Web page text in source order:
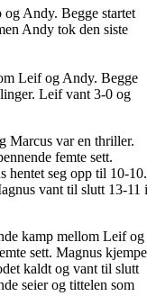
Andy. Begge startet
Andy tok den siste
Leif og Andy. Begge
Leif vant 3-0 og
Marcus var en thriller.
femte sett.
hentet seg opp til 10-10.
vant til slutt 13-11 i
kamp mellom Leif og
sett. Magnus
kaldt og vant til slutt
seier og tittelen som